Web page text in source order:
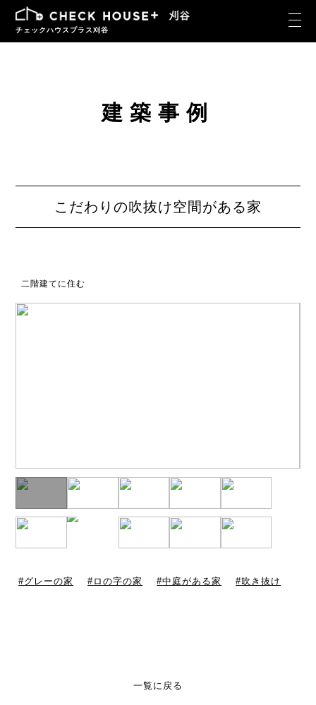
チェックハウスプラス刈谷
建築事例
こだわりの吹抜け空間がある家
二階建てに住む
グレーの家 ロの字の家 中庭がある家 吹き抜け
一覧に戻る